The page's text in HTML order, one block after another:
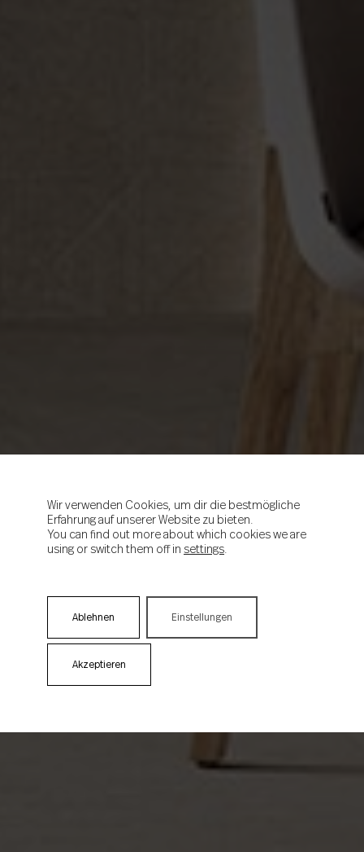
Wir verwenden Cookies, um dir die bestmögliche
Erfahrung auf unserer Website zu bieten.
You can find out more about which cookies we are
using or switch them off in settings.
Akzeptieren
Ablehnen Einstellungen